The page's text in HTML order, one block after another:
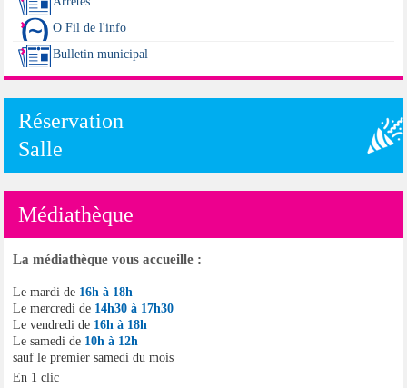
O Fil de l'info
Bulletin municipal
Réservation
Salle
Médiathèque
La médiathèque vous accueille :
Le mardi de 16h à 18h
Le mercredi de 14h30 à 17h30
Le vendredi de 16h à 18h
Le samedi de 10h à 12h
sauf le premier samedi du mois
En 1 clic